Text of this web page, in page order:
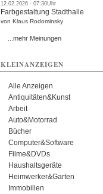
12.02.2026 - 07:30Uhr
Farbgestaltung Stadthalle
von Klaus Rodominsky
...mehr Meinungen
KLEINANZEIGEN
Alle Anzeigen
Antiquitäten&Kunst
Arbeit
Auto&Motorrad
Bücher
Computer&Software
Filme&DVDs
Haushaltsgeräte
Heimwerker&Garten
Immobilien